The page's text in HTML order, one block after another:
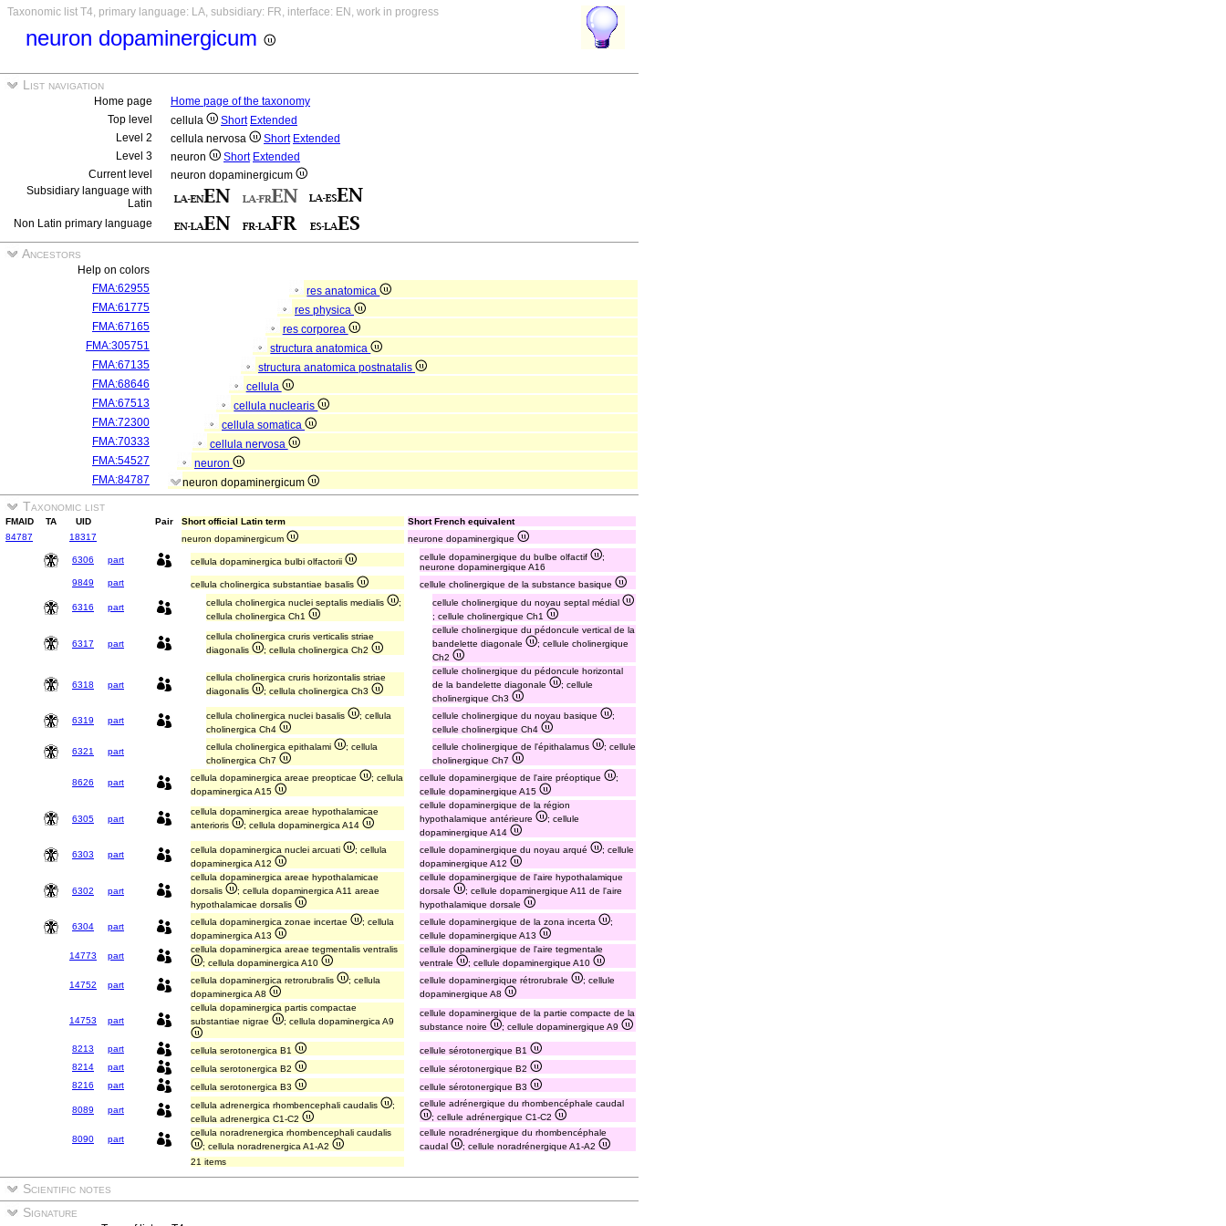
Taxonomic list T4, primary language: LA, subsidiary: FR, interface: EN, work in progress
neuron dopaminergicum
List navigation
Home page
Home page of the taxonomy
Top level
cellula Short Extended
Level 2
cellula nervosa Short Extended
Level 3
neuron Short Extended
Current level
neuron dopaminergicum
Subsidiary language with
Latin
Non Latin primary language
Ancestors
Help on colors
FMA:62955
res anatomica
FMA:61775
res physica
FMA:67165
res corporea
FMA:305751
structura anatomica
FMA:67135
structura anatomica postnatalis
FMA:68646
cellula
FMA:67513
cellula nuclearis
FMA:72300
cellula somatica
FMA:70333
cellula nervosa
FMA:54527
neuron
FMA:84787
neuron dopaminergicum
Taxonomic list
FMAID TA UID Pair Short official Latin term
Short French equivalent
84787
18317 neuron dopaminergicum neurone dopaminergique
6306 part cellula dopaminergica bulbi olfactorii cellule dopaminergique du bulbe olfactif
;
neurone dopaminergique A16
9849
part cellula cholinergica substantiae basalis cellule cholinergique de la substance basique
6316 part cellula cholinergica nuclei septalis medialis
;
cellula cholinergica Ch1
cellule cholinergique du noyau septal médial
; cellule cholinergique Ch1
6317 part
cellula cholinergica cruris verticalis striae
diagonalis
; cellula cholinergica Ch2
cellule cholinergique du pédoncule vertical de la
bandelette diagonale
; cellule cholinergique
Ch2
6318 part
cellula cholinergica cruris horizontalis striae
diagonalis
; cellula cholinergica Ch3
cellule cholinergique du pédoncule horizontal
de la bandelette diagonale
; cellule
cholinergique Ch3
6319 part cellula cholinergica nuclei basalis
; cellula
cholinergica Ch4
cellule cholinergique du noyau basique
;
cellule cholinergique Ch4
6321 part cellula cholinergica epithalami
; cellula
cholinergica Ch7
cellule cholinergique de l'épithalamus
; cellule
cholinergique Ch7
8626 part cellula dopaminergica areae preopticae
; cellula
dopaminergica A15
cellule dopaminergique de l'aire préoptique
;
cellule dopaminergique A15
6305 part
cellula dopaminergica areae hypothalamicae
anterioris
; cellula dopaminergica A14
cellule dopaminergique de la région
hypothalamique antérieure
; cellule
dopaminergique A14
6303 part cellula dopaminergica nuclei arcuati
; cellula
dopaminergica A12
cellule dopaminergique du noyau arqué
; cellule
dopaminergique A12
6302 part
cellula dopaminergica areae hypothalamicae
dorsalis
; cellula dopaminergica A11 areae
hypothalamicae dorsalis
cellule dopaminergique de l'aire hypothalamique
dorsale
; cellule dopaminergique A11 de l'aire
hypothalamique dorsale
6304 part cellula dopaminergica zonae incertae
; cellula
dopaminergica A13
cellule dopaminergique de la zona incerta
;
cellule dopaminergique A13
14773
part
cellula dopaminergica areae tegmentalis ventralis
; cellula dopaminergica A10
cellule dopaminergique de l'aire tegmentale
ventrale
; cellule dopaminergique A10
14752 part cellula dopaminergica retrorubralis
; cellula
dopaminergica A8
cellule dopaminergique rétrorubrale
; cellule
dopaminergique A8
14753 part
cellula dopaminergica partis compactae
substantiae nigrae
; cellula dopaminergica A9
cellule dopaminergique de la partie compacte de la
substance noire
; cellule dopaminergique A9
8213 part cellula serotonergica B1
cellule sérotonergique B1
8214
part cellula serotonergica B2
cellule sérotonergique B2
8216
part cellula serotonergica B3 cellule sérotonergique B3
8089 part cellula adrenergica rhombencephali caudalis
;
cellula adrenergica C1-C2
cellule adrénergique du rhombencéphale caudal
; cellule adrénergique C1-C2
8090 part
cellula noradrenergica rhombencephali caudalis
; cellula noradrenergica A1-A2
cellule noradrénergique du rhombencéphale
caudal
; cellule noradrénergique A1-A2
21 items
Scientific notes
Signature